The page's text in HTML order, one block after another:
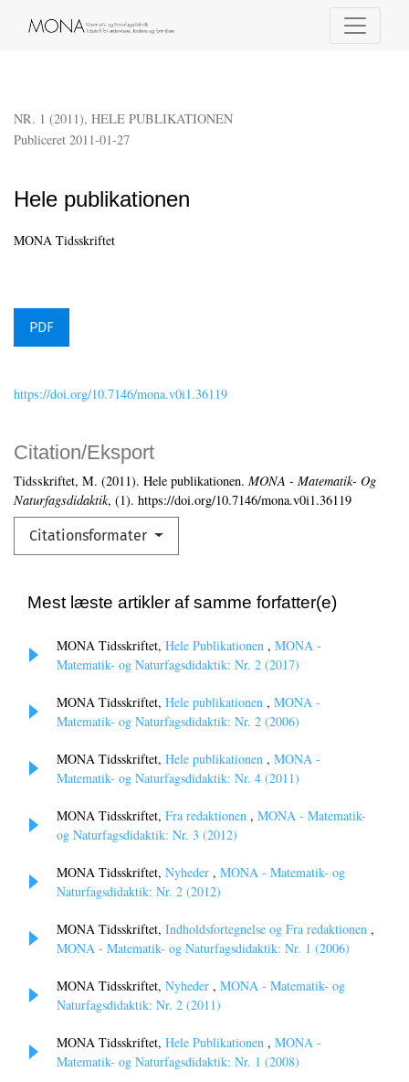
NR. 1 (2011), HELE PUBLIKATIONEN
Hele publikationen
Publiceret 2011-01-27
MONA Tidsskriftet
PDF
Citation/Eksport
Tidsskriftet, M. (2011). Hele publikationen. MONA - Matematik- Og
Naturfagsdidaktik, (1). https://doi.org/10.7146/mona.v0i1.36119
Citationsformater
https://doi.org/10.7146/mona.v0i1.36119
Mest læste artikler af samme forfatter(e)
MONA Tidsskriftet, Hele Publikationen , MONA -
Matematik- og Naturfagsdidaktik: Nr. 2 (2017)
MONA Tidsskriftet, Hele publikationen , MONA -
Matematik- og Naturfagsdidaktik: Nr. 2 (2006)
MONA Tidsskriftet, Hele publikationen , MONA -
Matematik- og Naturfagsdidaktik: Nr. 4 (2011)
MONA Tidsskriftet, Fra redaktionen , MONA - Matematik-
og Naturfagsdidaktik: Nr. 3 (2012)
MONA Tidsskriftet, Nyheder , MONA - Matematik- og
Naturfagsdidaktik: Nr. 2 (2012)
MONA Tidsskriftet, Indholdsfortegnelse og Fra redaktionen ,
MONA - Matematik- og Naturfagsdidaktik: Nr. 1 (2006)
MONA Tidsskriftet, Nyheder , MONA - Matematik- og
Naturfagsdidaktik: Nr. 2 (2011)
MONA Tidsskriftet, Hele Publikationen , MONA -
Matematik- og Naturfagsdidaktik: Nr. 1 (2008)